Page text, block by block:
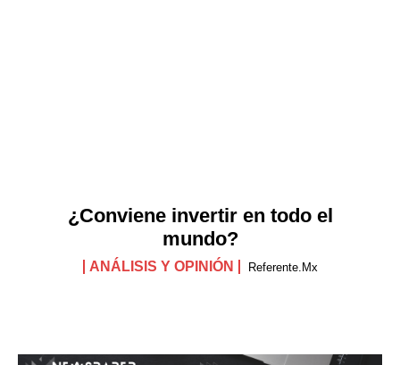
¿Conviene invertir en todo el
mundo?
ANÁLISIS Y OPINIÓN Referente.mx